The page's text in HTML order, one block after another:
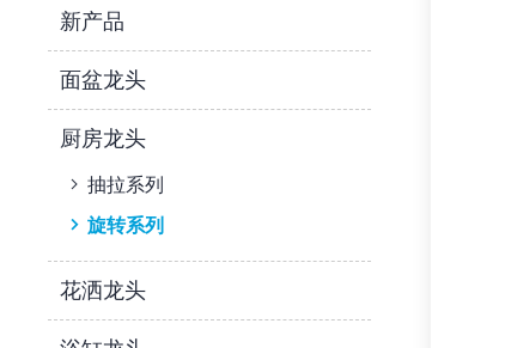
新产品
面盆龙头
厨房龙头
抽拉系列
旋转系列
花洒龙头